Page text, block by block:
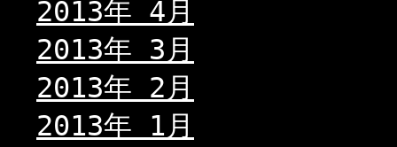
2013年 4月
2013年 3月
2013年 2月
2013年 1月